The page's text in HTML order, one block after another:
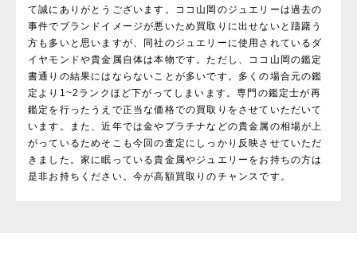
て誠にありがとうございます。ココ山岡のジュエリーは過去の
事件でブランドイメージが悪いため買取りに出せないと躊躇う
方も多いと思いますが、同社のジュエリーに使用されているダ
イヤモンドや貴金属自体は本物です。ただし、ココ山岡の鑑定
書通りの結果にはならないことが多いです。多くの場合元の鑑
定より1~2ランクほど下がってしまいます。専門の鑑定士が再
鑑定を行ったうえで正当な価格での買取りをさせていただいて
います。また、近年では金やプラチナなどの貴金属の相場が上
がっているためそこも今回の査定にしっかり反映させていただ
きました。家に眠っている貴金属やジュエリーをお持ちの方は
是非お持ちください。今が高額買取りのチャンスです。